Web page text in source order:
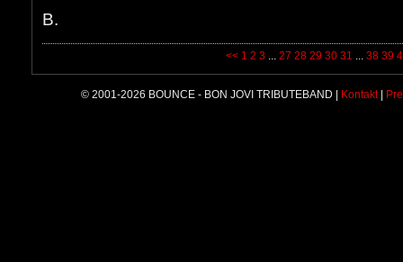
B.
<< 1 2 3 ... 27 28 29 30 31 ... 38 39
© 2001-2026 BOUNCE - BON JOVI TRIBUTEBAND | Kontakt|